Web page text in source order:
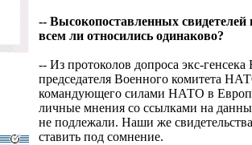
-- Высокопоставленных
всем ли относились одинаково?
-- Из протоколов допроса экс-
председателя Военного комитета
командующего силами НАТО в
личные мнения со ссылками на
не подлежали. Наши же
ставить под сомнение.